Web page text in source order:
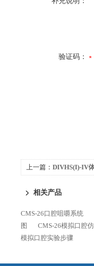
验证码：
上一篇： DIVHS(I)-IV
相关产品
CMS-26口腔咀嚼系统
图
CMS-26模拟口腔
模拟口腔实验步骤